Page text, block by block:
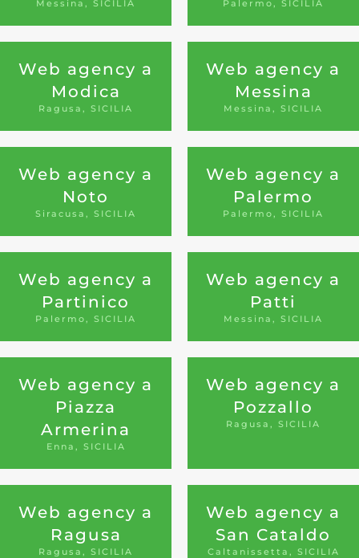
Messina, SICILIA Palermo, SICILIA
Web agency a
Modica
Ragusa, SICILIA
Web agency a
Messina
Messina, SICILIA
Web agency a
Noto
Siracusa, SICILIA
Web agency a
Palermo
Palermo, SICILIA
Web agency a
Partinico
Palermo, SICILIA
Web agency a
Patti
Messina, SICILIA
Web agency a
Piazza
Armerina
Enna, SICILIA
Web agency a
Pozzallo
Ragusa, SICILIA
Web agency a
Ragusa
Ragusa, SICILIA
Web agency a
San Cataldo
Caltanissetta, SICILIA